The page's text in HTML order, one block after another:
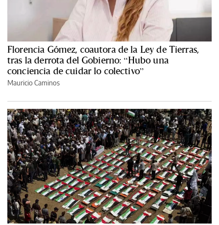
Florencia Gómez, coautora de la Ley de Tierras,
tras la derrota del Gobierno: “Hubo una
conciencia de cuidar lo colectivo”
Mauricio Caminos